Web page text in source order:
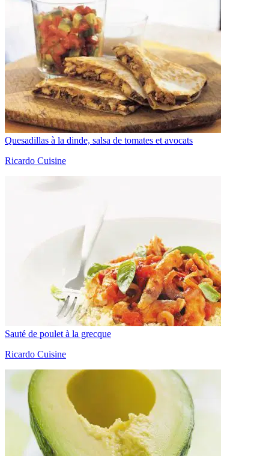
Quesadillas à la dinde, salsa de tomates et avocats
Ricardo Cuisine
Sauté de poulet à la grecque
Ricardo Cuisine